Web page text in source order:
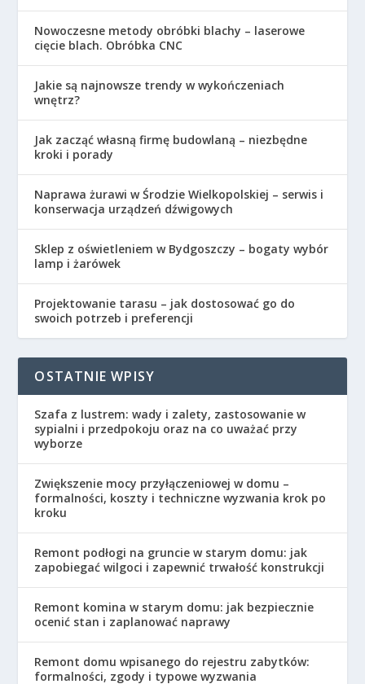
Nowoczesne metody obróbki blachy – laserowe
cięcie blach. Obróbka CNC
Jakie są najnowsze trendy w wykończeniach
wnętrz?
Jak zacząć własną firmę budowlaną – niezbędne
kroki i porady
Naprawa żurawi w Środzie Wielkopolskiej – serwis i
konserwacja urządzeń dźwigowych
Sklep z oświetleniem w Bydgoszczy – bogaty wybór
lamp i żarówek
Projektowanie tarasu – jak dostosować go do
swoich potrzeb i preferencji
OSTATNIE WPISY
Szafa z lustrem: wady i zalety, zastosowanie w
sypialni i przedpokoju oraz na co uważać przy
wyborze
Zwiększenie mocy przyłączeniowej w domu –
formalności, koszty i techniczne wyzwania krok po
kroku
Remont podłogi na gruncie w starym domu: jak
zapobiegać wilgoci i zapewnić trwałość konstrukcji
Remont komina w starym domu: jak bezpiecznie
ocenić stan i zaplanować naprawy
Remont domu wpisanego do rejestru zabytków:
formalności, zgody i typowe wyzwania